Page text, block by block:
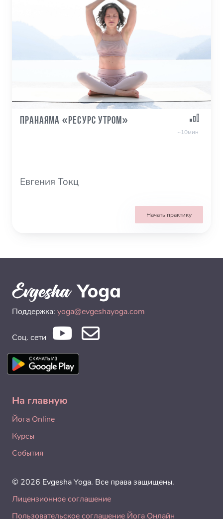
Пранаяма «Ресурс утром»
~10мин
Евгения Токц
Начать практику
Поддержка: yoga@evgeshayoga.com
Соц. сети
На главную
Йога Online
Курсы
События
© 2026 Evgesha Yoga. Все права защищены.
Лицензионное соглашение
Пользовательское соглашение Йога Онлайн